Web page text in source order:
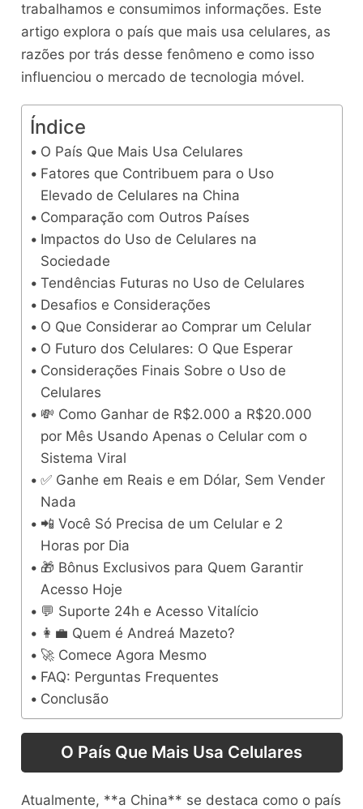
trabalhamos e consumimos informações. Este
artigo explora o país que mais usa celulares, as
razões por trás desse fenômeno e como isso
influenciou o mercado de tecnologia móvel.
Índice
O País Que Mais Usa Celulares
Fatores que Contribuem para o Uso
Elevado de Celulares na China
Comparação com Outros Países
Impactos do Uso de Celulares na
Sociedade
Tendências Futuras no Uso de Celulares
Desafios e Considerações
O Que Considerar ao Comprar um Celular
O Futuro dos Celulares: O Que Esperar
Considerações Finais Sobre o Uso de
Celulares
💸 Como Ganhar de R$2.000 a R$20.000
por Mês Usando Apenas o Celular com o
Sistema Viral
✅ Ganhe em Reais e em Dólar, Sem Vender
Nada
📲 Você Só Precisa de um Celular e 2
Horas por Dia
🎁 Bônus Exclusivos para Quem Garantir
Acesso Hoje
💬 Suporte 24h e Acesso Vitalício
👩‍💼 Quem é Andreá Mazeto?
🚀 Comece Agora Mesmo
FAQ: Perguntas Frequentes
Conclusão
O País Que Mais Usa Celulares
Atualmente, **a China** se destaca como o país